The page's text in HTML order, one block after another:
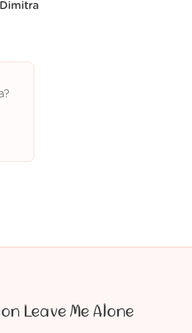
Leave Me Alone